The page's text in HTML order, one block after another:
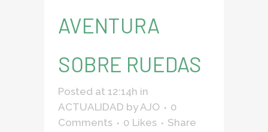
AVENTURA
SOBRE RUEDAS
Posted at 12:14h in
ACTUALIDAD byAJO
0
Comments
0 Likes Share